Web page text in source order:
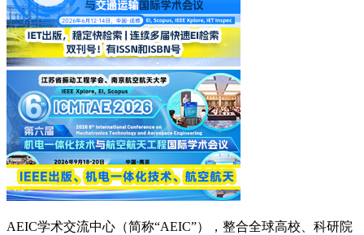
AEIC学术交流中心（简称“AEIC”），整合全球高校、科研院